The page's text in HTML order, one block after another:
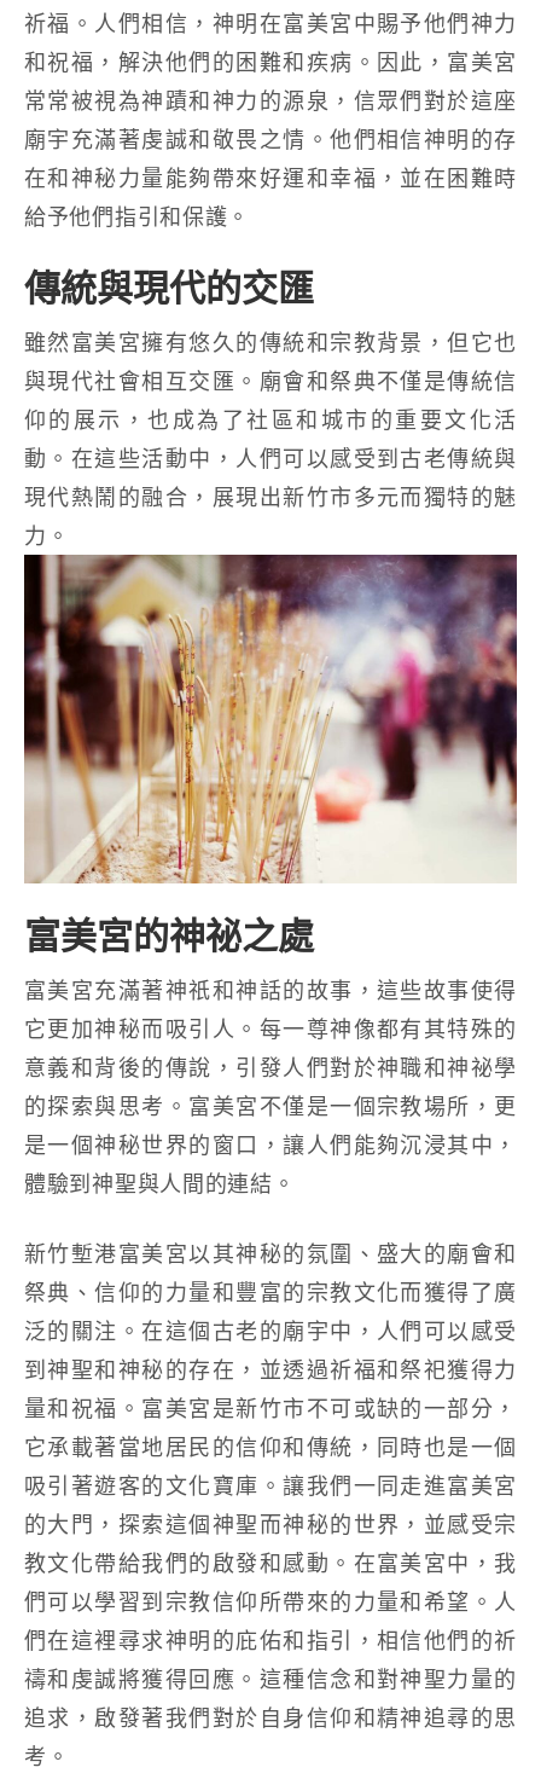
祈福。人們相信，神明在富美宮中賜予他們神力
和祝福，解決他們的困難和疾病。因此，富美宮
常常被視為神蹟和神力的源泉，信眾們對於這座
廟宇充滿著虔誠和敬畏之情。他們相信神明的存
在和神秘力量能夠帶來好運和幸福，並在困難時
給予他們指引和保護。
傳統與現代的交匯
雖然富美宮擁有悠久的傳統和宗教背景，但它也
與現代社會相互交匯。廟會和祭典不僅是傳統信
仰的展示，也成為了社區和城市的重要文化活
動。在這些活動中，人們可以感受到古老傳統與
現代熱鬧的融合，展現出新竹市多元而獨特的魅
力。
富美宮的神祕之處
富美宮充滿著神祇和神話的故事，這些故事使得
它更加神秘而吸引人。每一尊神像都有其特殊的
意義和背後的傳說，引發人們對於神職和神祕學
的探索與思考。富美宮不僅是一個宗教場所，更
是一個神秘世界的窗口，讓人們能夠沉浸其中，
體驗到神聖與人間的連結。
新竹塹港富美宮以其神秘的氛圍、盛大的廟會和
祭典、信仰的力量和豐富的宗教文化而獲得了廣
泛的關注。在這個古老的廟宇中，人們可以感受
到神聖和神秘的存在，並透過祈福和祭祀獲得力
量和祝福。富美宮是新竹市不可或缺的一部分，
它承載著當地居民的信仰和傳統，同時也是一個
吸引著遊客的文化寶庫。讓我們一同走進富美宮
的大門，探索這個神聖而神秘的世界，並感受宗
教文化帶給我們的啟發和感動。在富美宮中，我
們可以學習到宗教信仰所帶來的力量和希望。人
們在這裡尋求神明的庇佑和指引，相信他們的祈
禱和虔誠將獲得回應。這種信念和對神聖力量的
追求，啟發著我們對於自身信仰和精神追尋的思
考。